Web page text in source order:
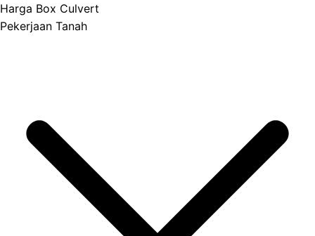
Harga Box Culvert
Pekerjaan Tanah